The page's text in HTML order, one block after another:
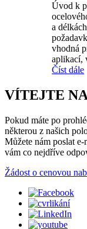
Úvod k
a
vhodná
aplikací,
Číst dále
VÍTEJTE
Pokud máte po
některou z našich
Můžete nám poslat
vám co nejdříve
Žádost o cenovou